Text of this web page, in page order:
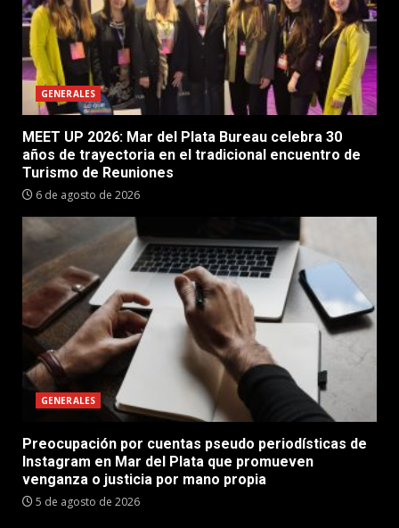
GENERALES
MEET UP 2026: Mar del Plata Bureau celebra 30
años de trayectoria en el tradicional encuentro de
Turismo de Reuniones
6 de agosto de 2026
GENERALES
Preocupación por cuentas pseudo periodísticas de
Instagram en Mar del Plata que promueven
venganza o justicia por mano propia
5 de agosto de 2026